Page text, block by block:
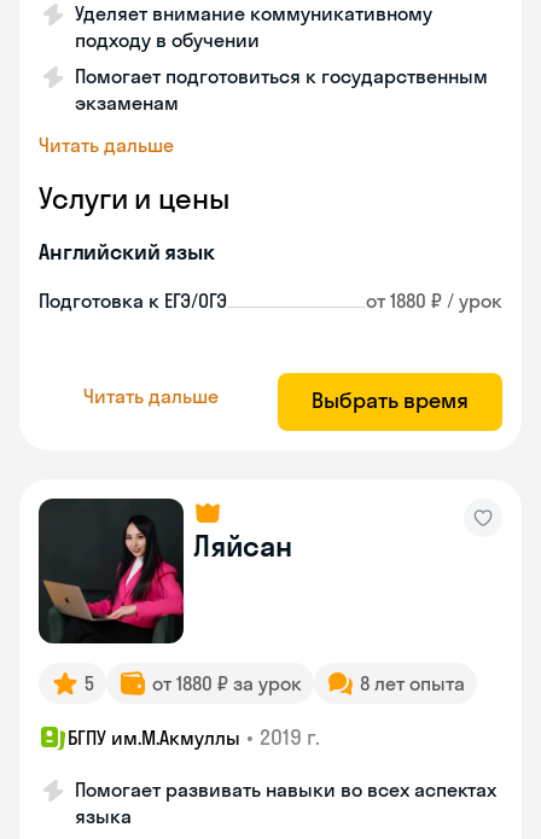
Уделяет внимание коммуникативному
подходу в обучении
Помогает подготовиться к государственным
экзаменам
Читать дальше
Услуги и цены
Английский язык
Подготовка к ЕГЭ/ОГЭ от 1880 ₽ / урок
Читать дальше Выбрать время
Ляйсан
5 от 1880 ₽ за урок 8 лет опыта
БГПУ им.М.Акмуллы • 2019 г.
Помогает развивать навыки во всех аспектах
языка